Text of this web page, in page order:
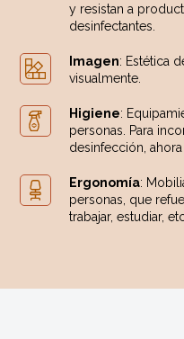
y resistan a
desinfectantes.
Imagen: Estética
visualmente.
Higiene:
personas. Para
desinfección,
Ergonomía:
personas, que
trabajar, estudiar,